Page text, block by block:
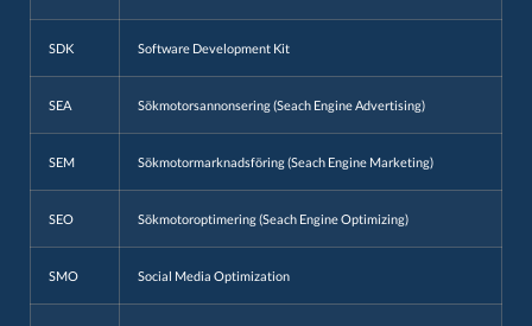
SDK Software Development Kit
SEA Sökmotorsannonsering (Seach Engine Advertising)
SEM Sökmotormarknadsföring (Seach Engine Marketing)
SEO Sökmotoroptimering (Seach Engine Optimizing)
SMO Social Media Optimization